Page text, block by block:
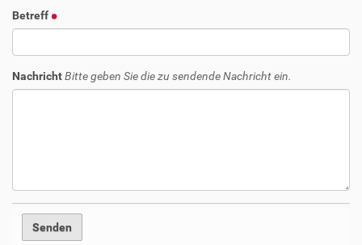
Betreff
NachrichtBitte geben Sie die zu sendende Nachricht ein.